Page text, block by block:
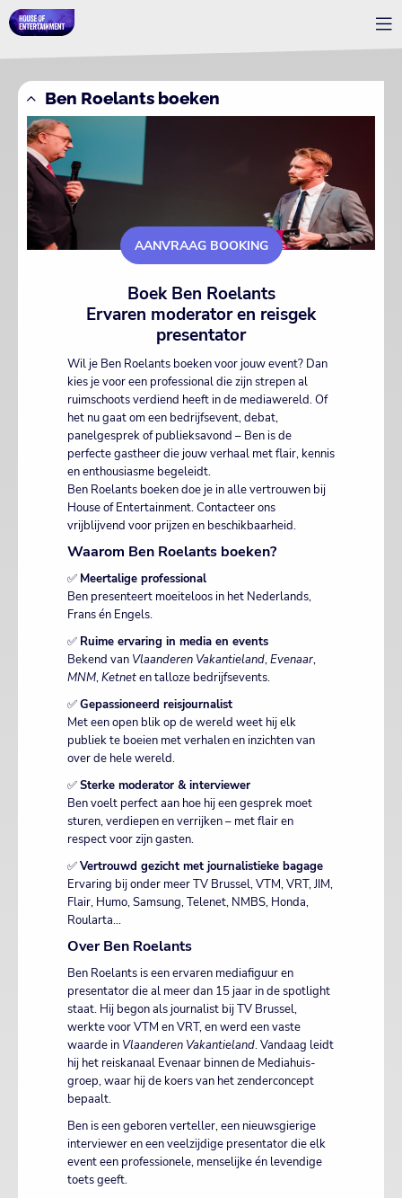
Ben Roelants boeken
AANVRAAG BOOKING
Boek Ben Roelants
Ervaren moderator en reisgek
presentator
Wil je Ben Roelants boeken voor jouw event? Dan
kies je voor een professional die zijn strepen al
ruimschoots verdiend heeft in de mediawereld. Of
het nu gaat om een bedrijfsevent, debat,
panelgesprek of publieksavond – Ben is de
perfecte gastheer die jouw verhaal met flair, kennis
en enthousiasme begeleidt.
Ben Roelants boeken doe je in alle vertrouwen bij
House of Entertainment. Contacteer ons
vrijblijvend voor prijzen en beschikbaarheid.
Waarom Ben Roelants boeken?
✅ Meertalige professional
Ben presenteert moeiteloos in het Nederlands,
Frans én Engels.
✅ Ruime ervaring in media en events
Bekend van Vlaanderen Vakantieland,Evenaar,
MNM,Ketneten talloze bedrijfsevents.
✅Gepassioneerd reisjournalist
Met een open blik op de wereld weet hij elk
publiek te boeien met verhalen en inzichten van
over de hele wereld.
✅Sterke moderator & interviewer
Ben voelt perfect aan hoe hij een gesprek moet
sturen, verdiepen en verrijken – met flair en
respect voor zijn gasten.
✅Vertrouwd gezicht met journalistieke bagage
Ervaring bij onder meer TV Brussel, VTM, VRT, JIM,
Flair, Humo, Samsung, Telenet, NMBS, Honda,
Roularta...
Over Ben Roelants
Ben Roelants is een ervaren mediafiguur en
presentator die al meer dan 15 jaar in de spotlight
staat. Hij begon als journalist bij TV Brussel,
werkte voor VTM en VRT, en werd een vaste
waarde in Vlaanderen Vakantieland. Vandaag leidt
hij het reiskanaal Evenaar binnen de Mediahuis-
groep, waar hij de koers van het zenderconcept
bepaalt.
Ben is een geboren verteller, een nieuwsgierige
interviewer en een veelzijdige presentator die elk
event een professionele, menselijke én levendige
toets geeft.